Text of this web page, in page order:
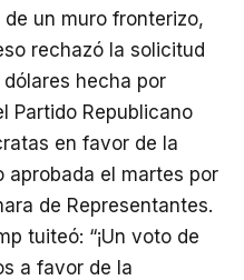
un muro fronterizo,
rechazó la solicitud
hecha por
Partido Republicano
en favor de la
aprobada el martes por
de Representantes.
tuiteó: “¡Un voto de
a favor de la